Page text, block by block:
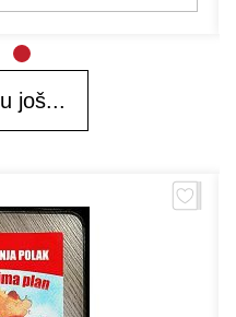
još...